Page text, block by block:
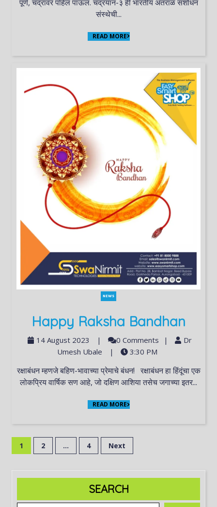
पूर्ण, चंद्रावर पहिलं पाऊल. चंद्रयान-३ ही भारतीय अंतराळ संशोधन
संस्थेची...
READ MORE
NEWS
Happy Raksha Bandhan
14 August 2023 | 0 Comments |
Dr
Umesh Ubale
| 3:30 PM
रक्षाबंधन म्हणजे बहिण-भावाच्या प्रेमाचे बंधन! रक्षाबंधन हा हिंदूंचा एक
लोकप्रिय वार्षिक सण आहे, जो दक्षिण आशिया तसेच जगाच्या इतर...
READ MORE
1 2 … 4 Next
SEARCH